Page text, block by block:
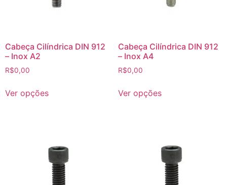
Cabeça Cilíndrica DIN 912
– Inox A2
R$0,00
Ver opções
Cabeça Cilíndrica DIN 912
– Inox A4
R$0,00
Ver opções